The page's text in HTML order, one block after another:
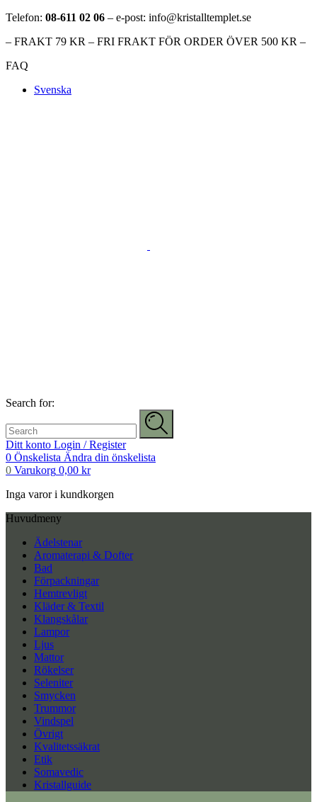
Telefon: 08-611 02 06 – e-post: info@kristalltemplet.se
– FRAKT 79 KR – FRI FRAKT FÖR ORDER ÖVER 500 KR –
FAQ
Svenska
Search for:
Ditt konto Login / Register
0 Önskelista Ändra din önskelista
0 Varukorg 0,00 kr
Inga varor i kundkorgen
Huvudmeny
Ädelstenar
Aromaterapi & Dofter
Bad
Förpackningar
Hemtrevligt
Kläder & Textil
Klangskålar
Lampor
Ljus
Mattor
Rökelser
Seleniter
Smycken
Trummor
Vindspel
Övrigt
Kvalitetssäkrat
Etik
Somavedic
Kristallguide